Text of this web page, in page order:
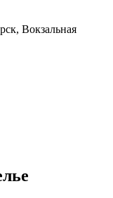
Вокзальная